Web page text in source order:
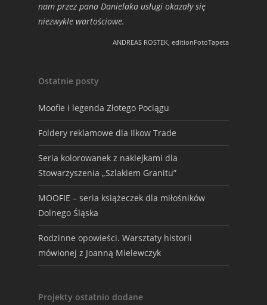
nam przez pana Danielaka usługi okazały się
niezwykle wartościowe.
ANDREAS ROSTEK, editionFotoTapeta
Ostatnie posty
Moofie i legenda Złotego Pociągu
Foldery reklamowe dla Ilkow Trade
Seria kolorowanek z naklejkami dla
Stowarzyszenia „Szlakiem Granitu”
MOOFIE – seria książeczek dla miłośników
Dolnego Śląska
Rodzinne opowieści. Warsztaty historii
mówionej z Joanną Mielewczyk
Projekty ostatnio dodane